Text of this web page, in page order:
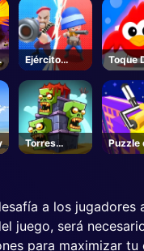
Ejército
Stack
Toque
Toque
Torres
Zombie
Puzzle
pintura
a los
juego, será
para maximizar